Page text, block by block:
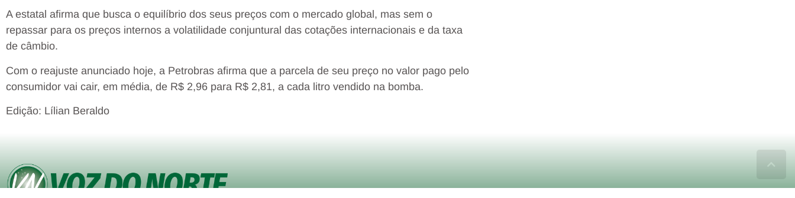
A estatal afirma que busca o equilíbrio dos seus preços com o mercado global, mas sem o
repassar para os preços internos a volatilidade conjuntural das cotações internacionais e da taxa
de câmbio.
Com o reajuste anunciado hoje, a Petrobras afirma que a parcela de seu preço no valor pago pelo
consumidor vai cair, em média, de R$ 2,96 para R$ 2,81, a cada litro vendido na bomba.
Edição: Lílian Beraldo